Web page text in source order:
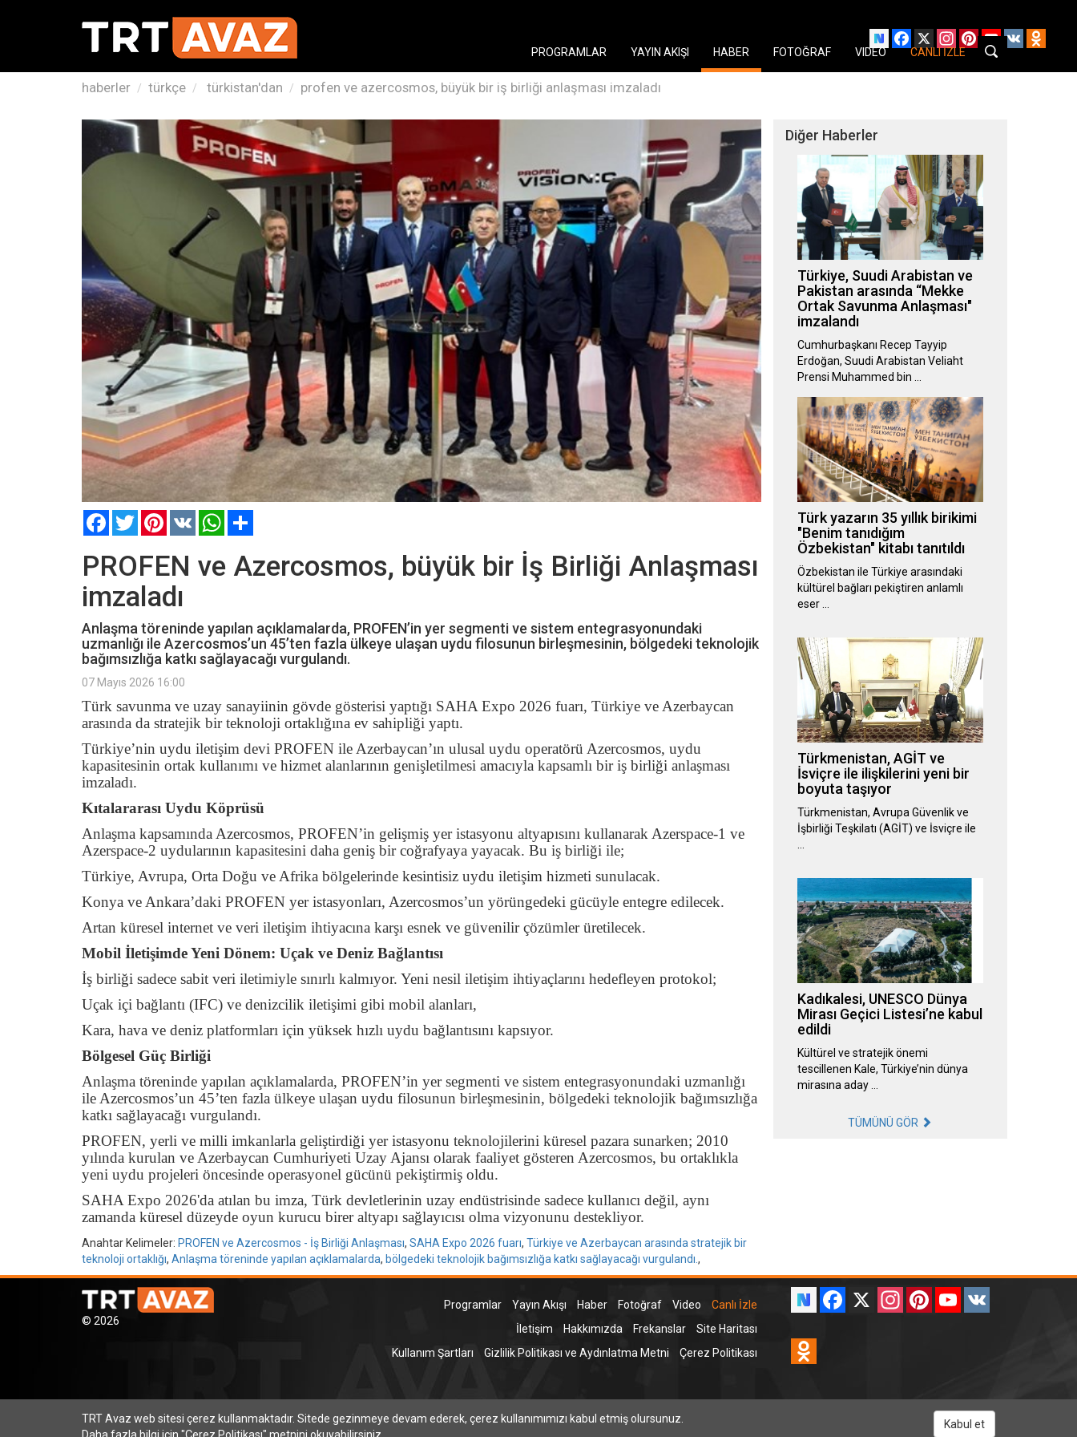
Facebook
X Instagram
PinterestYouTube
VK
PROGRAMLAR
YAYIN AKIŞI HABER FOTOĞRAF VIDEO CANLI İZLE
haberler türkçe türkistan'dan profen ve azercosmos, büyük bir iş birliği anlaşması imzaladı
FacebookTwitterPinterest
VK WhatsApp
PROFEN ve Azercosmos, büyük bir İş Birliği Anlaşması
imzaladı
Anlaşma töreninde yapılan açıklamalarda, PROFEN’in yer segmenti ve sistem entegrasyonundaki
uzmanlığı ile Azercosmos’un 45’ten fazla ülkeye ulaşan uydu filosunun birleşmesinin, bölgedeki teknolojik
bağımsızlığa katkı sağlayacağı vurgulandı.
07 Mayıs 2026 16:00
Türk savunma ve uzay sanayiinin gövde gösterisi yaptığı SAHA Expo 2026 fuarı, Türkiye ve Azerbaycan
arasında da stratejik bir teknoloji ortaklığına ev sahipliği yaptı.
Türkiye’nin uydu iletişim devi PROFEN ile Azerbaycan’ın ulusal uydu operatörü Azercosmos, uydu
kapasitesinin ortak kullanımı ve hizmet alanlarının genişletilmesi amacıyla kapsamlı bir iş birliği anlaşması
imzaladı.
Kıtalararası Uydu Köprüsü
Anlaşma kapsamında Azercosmos, PROFEN’in gelişmiş yer istasyonu altyapısını kullanarak Azerspace-1 ve
Azerspace-2 uydularının kapasitesini daha geniş bir coğrafyaya yayacak. Bu iş birliği ile;
Türkiye, Avrupa, Orta Doğu ve Afrika bölgelerinde kesintisiz uydu iletişim hizmeti sunulacak.
Konya ve Ankara’daki PROFEN yer istasyonları, Azercosmos’un yörüngedeki gücüyle entegre edilecek.
Artan küresel internet ve veri iletişim ihtiyacına karşı esnek ve güvenilir çözümler üretilecek.
Mobil İletişimde Yeni Dönem: Uçak ve Deniz Bağlantısı
İş birliği sadece sabit veri iletimiyle sınırlı kalmıyor. Yeni nesil iletişim ihtiyaçlarını hedefleyen protokol;
Uçak içi bağlantı (IFC) ve denizcilik iletişimi gibi mobil alanları,
Kara, hava ve deniz platformları için yüksek hızlı uydu bağlantısını kapsıyor.
Bölgesel Güç Birliği
Anlaşma töreninde yapılan açıklamalarda, PROFEN’in yer segmenti ve sistem entegrasyonundaki uzmanlığı
ile Azercosmos’un 45’ten fazla ülkeye ulaşan uydu filosunun birleşmesinin, bölgedeki teknolojik bağımsızlığa
katkı sağlayacağı vurgulandı.
PROFEN, yerli ve milli imkanlarla geliştirdiği yer istasyonu teknolojilerini küresel pazara sunarken; 2010
yılında kurulan ve Azerbaycan Cumhuriyeti Uzay Ajansı olarak faaliyet gösteren Azercosmos, bu ortaklıkla
yeni uydu projeleri öncesinde operasyonel gücünü pekiştirmiş oldu.
SAHA Expo 2026'da atılan bu imza, Türk devletlerinin uzay endüstrisinde sadece kullanıcı değil, aynı
zamanda küresel düzeyde oyun kurucu birer altyapı sağlayıcısı olma vizyonunu destekliyor.
Anahtar Kelimeler: PROFEN ve Azercosmos - İş Birliği Anlaşması, SAHA Expo 2026 fuarı, Türkiye ve Azerbaycan arasında stratejik bir
teknoloji ortaklığı, Anlaşma töreninde yapılan açıklamalarda, bölgedeki teknolojik bağımsızlığa katkı sağlayacağı vurgulandı. ,
Diğer Haberler
Türkiye, Suudi Arabistan ve
Pakistan arasında “Mekke
Ortak Savunma Anlaşması"
imzalandı
Cumhurbaşkanı Recep Tayyip
Erdoğan, Suudi Arabistan Veliaht
Prensi Muhammed bin …
Türk yazarın 35 yıllık birikimi
"Benim tanıdığım
Özbekistan" kitabı tanıtıldı
Özbekistan ile Türkiye arasındaki
kültürel bağları pekiştiren anlamlı
eser …
Türkmenistan, AGİT ve
İsviçre ile ilişkilerini yeni bir
boyuta taşıyor
Türkmenistan, Avrupa Güvenlik ve
İşbirliği Teşkilatı (AGİT) ve İsviçre ile
Kadıkalesi, UNESCO Dünya
Mirası Geçici Listesi’ne kabul
edildi
Kültürel ve stratejik önemi
tescillenen Kale, Türkiye’nin dünya
mirasına aday …
TÜMÜNÜ GÖR
© 2026
Programlar Yayın Akışı Haber Fotoğraf Video
Canlı İzle
İletişim
Hakkımızda Frekanslar
Site Haritası
Kullanım Şartları
Gizlilik Politikası ve Aydınlatma Metni Çerez Politikası
Facebook
X InstagramPinterestYouTube
TRT Avaz web sitesi çerez kullanmaktadır. Sitede gezinmeye devam ederek, çerez kullanımımızı kabul etmiş olursunuz.
Daha fazla bilgi için "Çerez Politikası" metnini okuyabilirsiniz.
Kabul et